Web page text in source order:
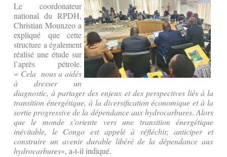
Le coordonateur
national du RPDH,
Christian Mounzeo a
expliqué que cette
structure a également
réalisé une étude sur
l’après pétrole.
« Cela nous a aidés
à dresser un
diagnostic, à partager des enjeux et des perspectives liés à la
transition énergétique, à la diversification économique et à la
sortie progressive de la dépendance aux hydrocarbures. Alors
que le monde s’oriente vers une transition énergétique
inévitable, le Congo est appelé à réfléchir, anticiper et
construire un avenir durable libéré de la dépendance aux
hydrocarbures», a-t-il indiqué.